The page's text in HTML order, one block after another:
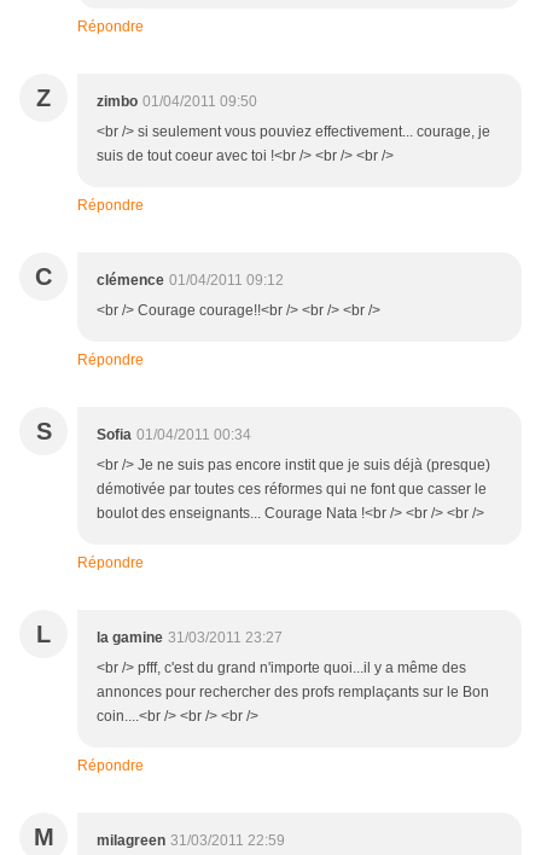
Répondre
Z zimbo 01/04/2011 09:50
<br /> si seulement vous pouviez effectivement... courage, je
suis de tout coeur avec toi !<br /> <br /> <br />
Répondre
C clémence 01/04/2011 09:12
<br /> Courage courage!!<br /> <br /> <br />
Répondre
S Sofia 01/04/2011 00:34
<br /> Je ne suis pas encore instit que je suis déjà (presque)
démotivée par toutes ces réformes qui ne font que casser le
boulot des enseignants... Courage Nata !<br /> <br /> <br />
Répondre
L la gamine 31/03/2011 23:27
<br /> pfff, c'est du grand n'importe quoi...il y a même des
annonces pour rechercher des profs remplaçants sur le Bon
coin....<br /> <br /> <br />
Répondre
M milagreen 31/03/2011 22:59